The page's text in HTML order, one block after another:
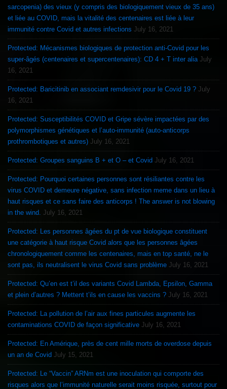
sarcopenia) des vieux (y compris des biologiquement vieux de 35 ans)
et liée au COVID, mais la vitalité des centenaires est liée à leur
immunité contre Covid et autres infections July 16, 2021
Protected: Mécanismes biologiques de protection anti-Covid pour les
super-âgés (centenaires et supercentenaires): CD 4 + T inter alia July
16, 2021
Protected: Baricitinib en associant remdesivir pour le Covid 19 ? July
16, 2021
Protected: Susceptibilités COVID et Gripe sévère impactées par des
polymorphismes génétiques et l’auto-immunité (auto-anticorps
prothrombotiques et autres) July 16, 2021
Protected: Groupes sanguins B + et O – et Covid July 16, 2021
Protected: Pourquoi certaines personnes sont résiliantes contre les
virus COVID et demeure négative, sans infection meme dans un lieu à
haut risques et ce sans faire des anticorps ! The answer is not blowing
in the wind. July 16, 2021
Protected: Les personnes âgées du pt de vue biologique constituent
une catégorie à haut risque Covid alors que les personnes âgées
chronologiquement comme les centenaires, mais en top santé, ne le
sont pas, ils neutralisent le virus Covid sans problème July 16, 2021
Protected: Qu’en est t’il des variants Covid Lambda, Epsilon, Gamma
et plein d’autres ? Mettent t’ils en cause les vaccins ? July 16, 2021
Protected: La pollution de l’air aux fines particules augmente les
contaminations COVID de façon significative July 16, 2021
Protected: En Amérique, près de cent mille morts de overdose depuis
un an de Covid July 15, 2021
Protected: Le “Vaccin” ARNm est une inoculation qui comporte des
risques alors que l’immunité naturelle serait moins risquée, surtout pour